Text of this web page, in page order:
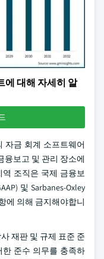
에 대해 자세히 알
자금 회계 소프트웨어
융보고 및 관리 장소에
조직은 국제 금융보
및 Sarbanes-Oxley
에 의해 금지해야합니
재판 및 규제 표준 준
한 준수 의무를 충족하